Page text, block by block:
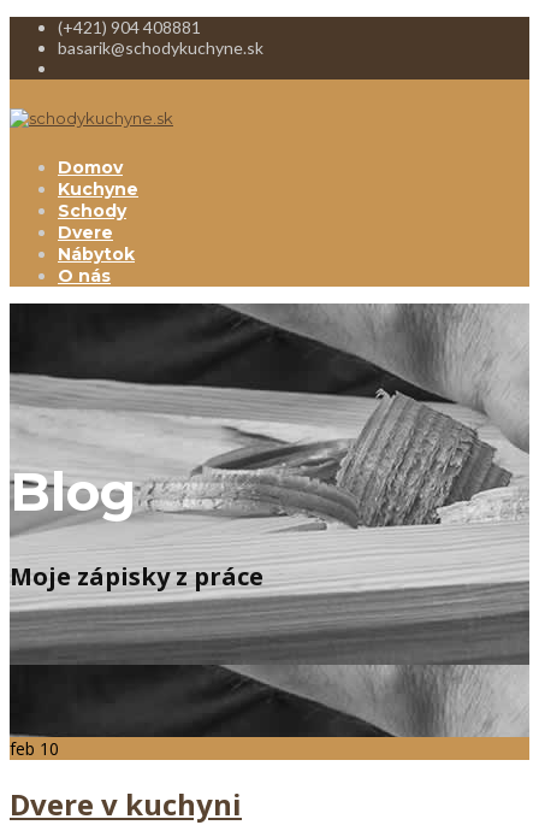
(+421) 904 408881
basarik@schodykuchyne.sk
Domov
Kuchyne
Schody
Dvere
Nábytok
O nás
Blog
Moje zápisky z práce
feb 10
Dvere v kuchyni